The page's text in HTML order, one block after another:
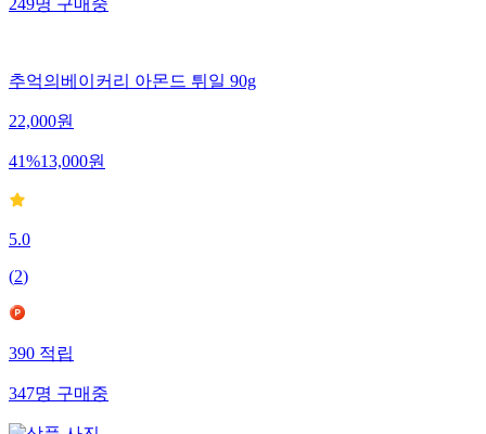
249명구매중
추억의베이커리 아몬드 튀일 90g
22,000원
41%13,000원
5.0
(2)
390적립
347명구매중